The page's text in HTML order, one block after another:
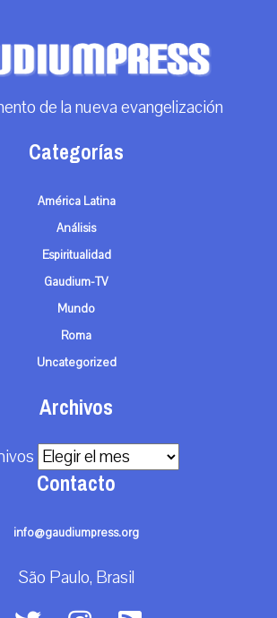
de la nueva evangelización
Categorías
América Latina
Análisis
Espiritualidad
Gaudium-TV
Mundo
Roma
Uncategorized
Archivos
Contacto
info@gaudiumpress.org
São Paulo, Brasil